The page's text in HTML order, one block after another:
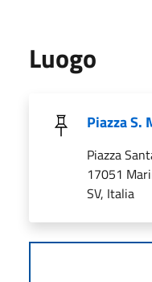
Luogo
Piazza S.
Piazza
17051
SV, Italia